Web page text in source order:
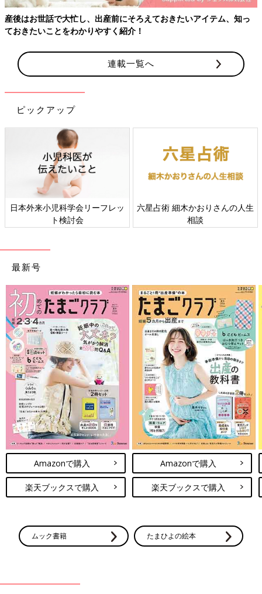
初めてママ&パパのための365日の離乳食カレンダー (ベネッセ・
ムック たまひよブックス)
Amazonで見る
最新! 初めての離乳食新百科 (ベネッセ・ムック たまひよブック
ス たまひよ新百科シリーズ)
産後はお世話で大忙し、出産前にそろえておきたいアイテム、知っ
ておきたいことをわかりやすく紹介！
連載一覧へ
ピックアップ
日本外来小児科学会リーフレッ
ト検討会
六星占術 細木かおりさんの人生
相談
最新号
Amazonで購入
楽天ブックスで購入
Amazonで購入
楽天ブックスで購入
ムック書籍 たまひよの絵本